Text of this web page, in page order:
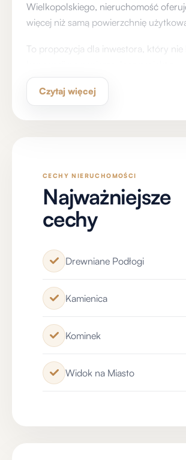
Wielkopolskiego, nieruchomość
więcej niż samą powierzchnię
To propozycja dla inwestora, który nie
kluczowymi pracami, kompletem
jasno określonym potencjałem
• 650 m² powierzchni nadziemnej,
mieszkania, mikroapartamenty, lokale
biura
• Dwa kompletne projekty
przekazywane w cenie nieruchomości
• Wydane Warunki Zabudowy (WZ),
budowę, umożliwiające szybkie
• Możliwość nadbudowy budynku
dodatkowe piętro – potwierdzona w
zwiększająca powierzchnię użytkową i
przychodowy
• Uregulowany stan prawny oraz
Czytaj więcej
Drewniane Podłogi
Kamienica
Kominek
Widok na Miasto